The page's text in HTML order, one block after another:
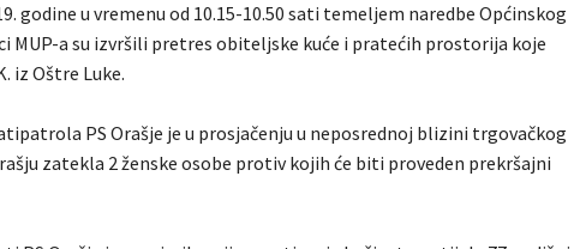
godine u vremenu od 10.15-10.50 sati temeljem naredbe Općinskog
MUP-a su izvršili pretres obiteljske kuće i pratećih prostorija koje
iz Oštre Luke.
PS Orašje je u prosjačenju u neposrednoj blizini trgovačkog
zatekla 2 ženske osobe protiv kojih će biti proveden prekršajni